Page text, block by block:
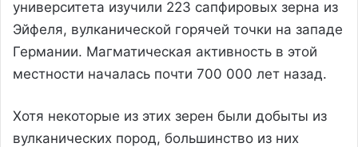
университета изучили 223 сапфировых зерна из
Эйфеля, вулканической горячей точки на западе
Германии. Магматическая активность в этой
местности началась почти 700 000 лет назад.
Хотя некоторые из этих зерен были добыты из
вулканических пород, большинство из них